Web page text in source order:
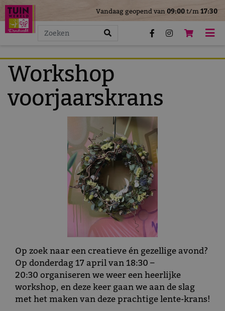
Vandaag geopend van09:00t/m17:30
Workshop
voorjaarskrans
Op zoek naar een creatieve én gezellige avond?
Op donderdag 17 april van 18:30 –
20:30 organiseren we weer een heerlijke
workshop, en deze keer gaan we aan de slag
met het maken van deze prachtige lente-krans!